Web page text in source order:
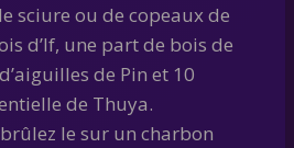
sciure ou de copeaux de
d’If, une part de bois de
de Pin et 10
de Thuya.
le sur un charbon